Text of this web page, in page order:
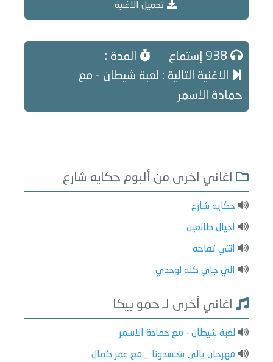
تحميل الاغنية
المدة :
الاغنية التالية : لعبة شيطان - مع
حمادة الاسمر
اغاني اخرى من ألبوم حكايه شارع
حكايه شارع
اجيال طالعين
انتي تفاحة
الي جاي كله لوحدي
اغاني أخرى لـ حمو بيكا
لعبة شيطان - مع حمادة الاسمر
مهرجان يالي بتحسدونا _ مع عمر كمال